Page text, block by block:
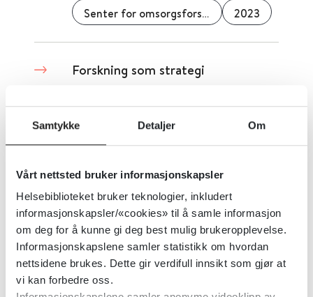
Samtykke Detaljer Om
Vårt nettsted bruker informasjonskapsler
Helsebiblioteket bruker teknologier, inkludert
informasjonskapsler/«cookies» til å samle informasjon
om deg for å kunne gi deg best mulig brukeropplevelse.
Informasjonskapslene samler statistikk om hvordan
nettsidene brukes. Dette gir verdifull innsikt som gjør at
vi kan forbedre oss.
Senter for omsorgsforskning 2023
Forskning som strategi
2024
Senter for omsorgsforskning
Forebygge ensomhet?
Senter for omsorgsforskning 2023